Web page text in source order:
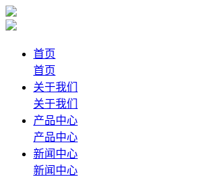
首页
首页
关于我们
关于我们
产品中心
产品中心
新闻中心
新闻中心